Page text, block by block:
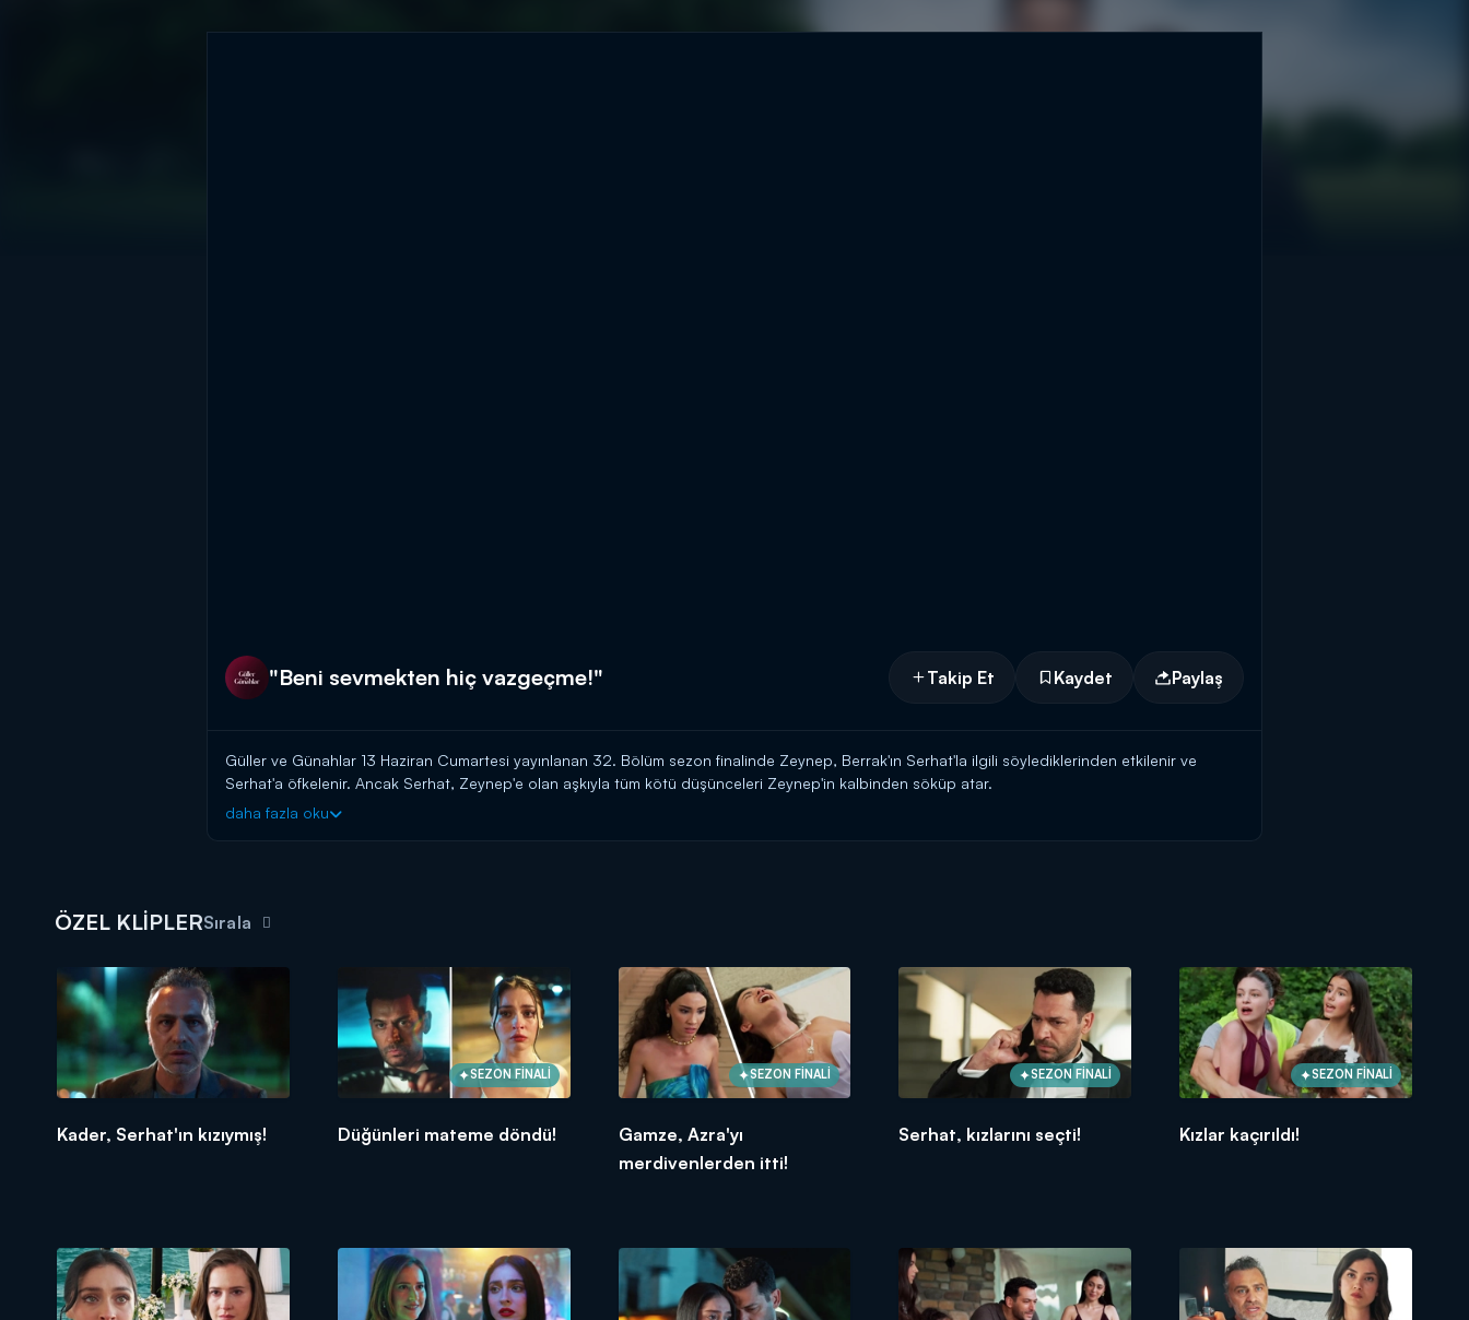
"Beni sevmekten hiç vazgeçme!" Takip Et Kaydet Paylaş
Güller ve Günahlar 13 Haziran Cumartesi yayınlanan 32. Bölüm sezon finalinde Zeynep, Berrak'ın Serhat'la ilgili söylediklerinden etkilenir ve
Serhat'a öfkelenir. Ancak Serhat, Zeynep'e olan aşkıyla tüm kötü düşünceleri Zeynep'in kalbinden söküp atar.
daha fazla oku
ÖZEL KLİPLERSırala
Kader, Serhat'ın kızıymış!
SEZON FİNALİ
Düğünleri mateme döndü!
SEZON FİNALİ
Gamze, Azra'yı
merdivenlerden itti!
SEZON FİNALİ
Serhat, kızlarını seçti!
SEZON FİNALİ
Kızlar kaçırıldı!